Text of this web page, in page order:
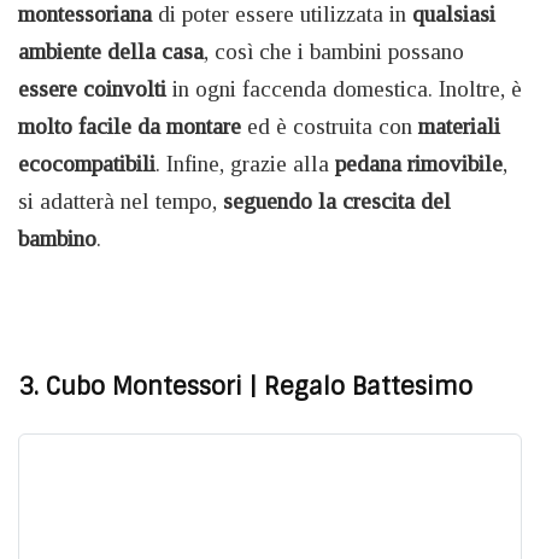
montessorianadi poter essere utilizzata in qualsiasi
ambiente della casa, così che i bambini possano
essere coinvoltiin ogni faccenda domestica. Inoltre, è
molto facile da montare ed è costruita con materiali
ecocompatibili. Infine, grazie alla pedana rimovibile,
si adatterà nel tempo, seguendo la crescita del
bambino.
3. Cubo Montessori | Regalo Battesimo